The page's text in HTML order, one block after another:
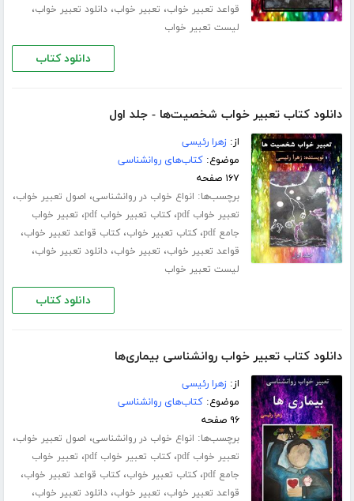
قواعد تعبیر خواب، تعبیر خواب،دانلود تعبیر خواب،
لیست تعبیر خواب
دانلود کتاب
دانلود کتاب تعبیر خواب شخصیت‌ها - جلد اول
از:زهرا رئیسی
موضوع:کتاب‌های روانشناسی
۱۶۷ صفحه
برچسب‌ها: انواع خواب در روانشناسی، اصول تعبیر خواب،
تعبیر خواب pdf ،کتاب تعبیر خواب pdf ، تعبیر خواب
جامع pdf
،کتاب تعبیر خواب،کتاب قواعد تعبیر خواب،
قواعد تعبیر خواب، تعبیر خواب،دانلود تعبیر خواب،
لیست تعبیر خواب
دانلود کتاب
دانلود کتاب تعبیر خواب روانشناسی بیماری‌ها
از:زهرا رئیسی
موضوع:کتاب‌های روانشناسی
۹۶ صفحه
برچسب‌ها: انواع خواب در روانشناسی، اصول تعبیر خواب،
تعبیر خواب pdf ،کتاب تعبیر خواب pdf ، تعبیر خواب
جامع pdf
،کتاب تعبیر خواب،کتاب قواعد تعبیر خواب،
قواعد تعبیر خواب، تعبیر خواب،دانلود تعبیر خواب،